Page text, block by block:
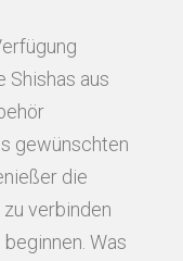
Shishas aus
gewünschten
die
verbinden
Was